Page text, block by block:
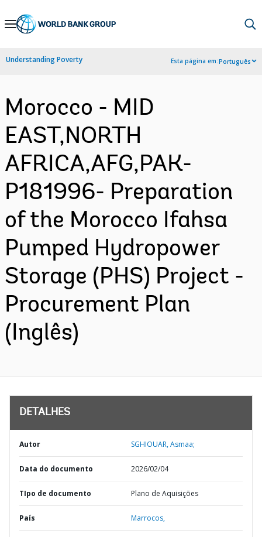
Skip
Navigation
Understanding Poverty Esta página em:Português
Morocco - MID
EAST,NORTH
AFRICA,AFG,PAK-
P181996- Preparation
of the Morocco Ifahsa
Pumped Hydropower
Storage (PHS) Project -
Procurement Plan
(Inglês)
DETALHES
Autor SGHIOUAR, Asmaa;
Data do documento 2026/02/04
TIpo de documento Plano de Aquisições
País Marrocos,